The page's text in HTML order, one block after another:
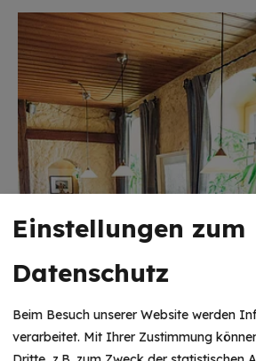
Einstellungen zum
Datenschutz
Beim Besuch unserer Website werden
verarbeitet. Mit Ihrer Zustimmung